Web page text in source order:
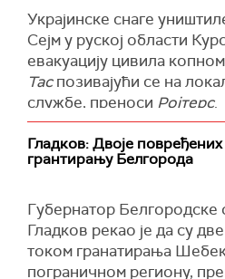
Према његовим речима,
главе за ову провокацију
град Желте Воде у
области, предузећу
прерађивачки комбинат,
(Танјуг/Тасс)
снимљен у почетним
офанзиве на Русију
Чини се да је
украјинском војном
снимке ратом оштећеног
Раније у петак канал База
руским властима,
РАИ због илегалног
(Reuters)
(Reuters)
Украјинске снаге
Сејм у руској области
евакуацију цивила
Таспозивајући се на
службе, преноси Ројтерс.
У току је масовна
у којем живи 20.000 људи.
Гладков: Двоје повређених
грантирању Белгорода
Губернатор Белгородске
Гладков рекао је да су
током гранатирања
пограничном региону,